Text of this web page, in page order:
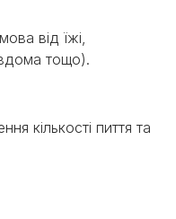
від їжі,
вдома тощо).
кількості пиття та